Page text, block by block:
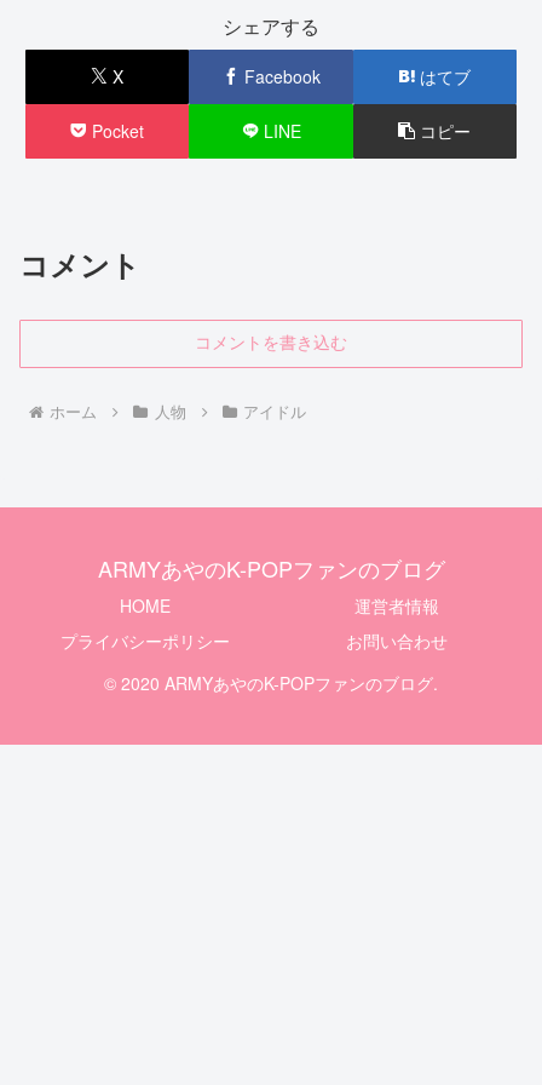
シェアする
X Facebook はてブ
Pocket LINE コピー
コメント
コメントを書き込む
ホーム 人物 アイドル
ARMYあやのK-POPファンのブログ
HOME
運営者情報
プライバシーポリシー
お問い合わせ
© 2020 ARMYあやのK-POPファンのブログ.